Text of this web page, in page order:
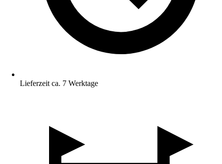
Lieferzeit ca. 7 Werktage